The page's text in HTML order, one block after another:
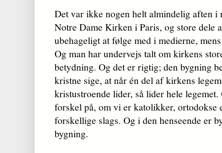
Det var ikke nogen helt almindelig aften i
Notre Dame Kirken i Paris, og store dele
ubehageligt at følge med i medierne,
Og man har undervejs talt om kirkens
betydning. Og det er rigtig; den bygning
kristne sige, at når én del af kirkens
kristustroende lider, så lider hele
forskel på, om vi er katolikker, ortodokse
forskellige slags. Og i den henseende er
bygning.